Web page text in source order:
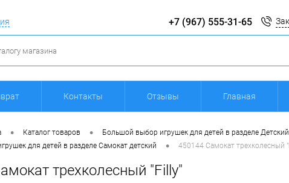
+7 (967) 555-31-65
Контакты Отзывы Главная
• Каталог товаров • Большой выбор игрушек для детей в разделе
для детей в разделе Самокат детский • 450144 Самокат трехколесный
трехколесный "Filly"